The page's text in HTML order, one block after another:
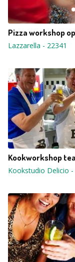
Pizza workshop
Lazzarella - 22341
Kookworkshop
Kookstudio Delicio -